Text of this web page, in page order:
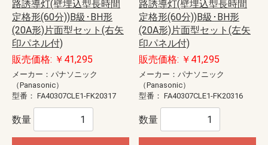
路誘導灯(壁埋込型長時間
定格形(60分))B級･BH形
(20A形)片面型セット(右矢
印パネル付)
販売価格: ￥41,295
メーカー：パナソニック
（Panasonic）
型番： FA40307CLE1-FK20317
数量
路誘導灯(壁埋込型長時間
定格形(60分))B級･BH形
(20A形)片面型セット(左矢
印パネル付)
販売価格: ￥41,295
メーカー：パナソニック
（Panasonic）
型番： FA40307CLE1-FK20316
数量